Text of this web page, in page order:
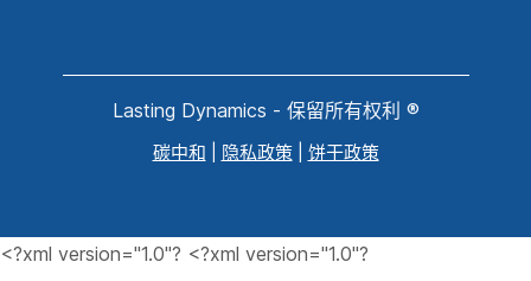
Lasting Dynamics - 保留所有权利 ®
碳中和 隐私政策| 饼干政策
<?xml version="1.0"? <?xml version="1.0"?